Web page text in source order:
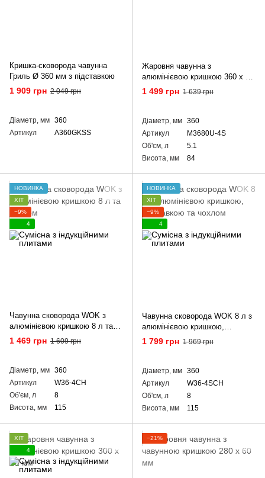
Кришка-сковорода чавунна
Гриль Ø 360 мм з підставкою
1 909 грн 2 049 грн
Діаметр, мм 360
Артикул
A360GKSS
Жаровня чавунна з
алюмінієвою кришкою 360 х 80
мм та підставкою
1 499 грн 1 639 грн
Діаметр, мм 360
Артикул
M3680U-4S
Об'єм, л
5.1
Висота, мм
84
НОВИНКА
ХІТ
−9%
4
Чавунна сковорода WOK з
алюмінієвою кришкою 8 л та
чохлом
1 469 грн 1 609 грн
Діаметр, мм 360
Артикул
W36-4CH
Об'єм, л
8
Висота, мм
115
НОВИНКА
ХІТ
−9%
4
Чавунна сковорода WOK 8 л з
алюмінієвою кришкою,
підставкою та чохлом
1 799 грн 1 969 грн
Діаметр, мм 360
Артикул
W36-4SCH
Об'єм, л
8
Висота, мм
115
ХІТ
4
−21%